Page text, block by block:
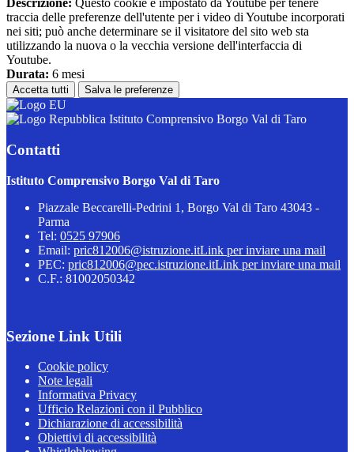
Descrizione: Questo cookie è impostato da Youtube per tenere
traccia delle preferenze dell'utente per i video di Youtube incorporati
nei siti; può anche determinare se il visitatore del sito web sta
utilizzando la nuova o la vecchia versione dell'interfaccia di
Youtube.
Durata: 6 mesi
Accetta tutti Salva le preferenze
Istituto Comprensivo Borgo Val di Taro
Contatti
Istituto Comprensivo Borgo Val di Taro
Piazzale Beccarelli-Pedrini 1, Borgo Val di Taro 43043 -
Parma
Tel: 0525 97906
Email: pric812006@istruzione.itLink per inviare una mail
PEC: pric812006@pec.istruzione.itLink per inviare una mail
C.F.: 81002050342
Sezione Link Utili
Cookie policy
Note legali
Informativa Privacy
Ufficio Relazioni con il Pubblico
Dichiarazione di accessibilità
Obiettivi di accessibilità